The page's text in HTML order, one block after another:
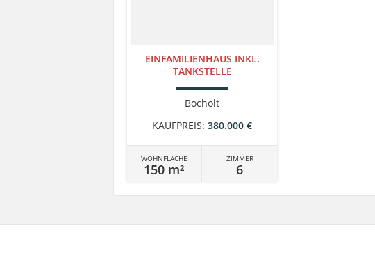
EINFAMILIENHAUS INKL.
TANKSTELLE
Bocholt
KAUFPREIS: 380.000 €
WOHNFLÄCHE
150 m²
ZIMMER
6